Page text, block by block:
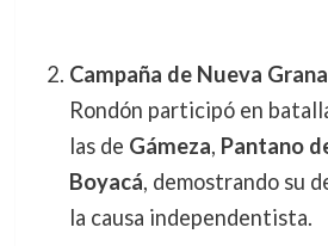
Campaña de Nueva
Rondón participó en
las de Gámeza, Pantano
Boyacá, demostrando su
la causa independentista.